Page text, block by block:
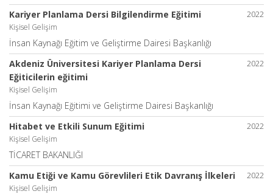
2022
Kariyer Planlama Dersi Bilgilendirme Eğitimi
Kişisel Gelişim
İnsan Kaynağı Eğitim ve Geliştirme Dairesi Başkanlığı
2022
Akdeniz Üniversitesi Kariyer Planlama Dersi
Eğiticilerin eğitimi
Kişisel Gelişim
İnsan Kaynağı Eğitimi ve Geliştirme Dairesi Başkanlığı
2022
Hitabet ve Etkili Sunum Eğitimi
Kişisel Gelişim
TİCARET BAKANLIĞI
2022
Kamu Etiği ve Kamu Görevlileri Etik Davranış İlkeleri
Kişisel Gelişim